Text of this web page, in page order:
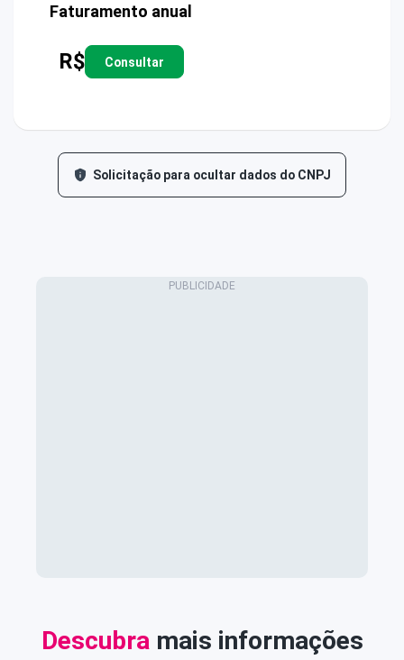
Faturamento anual
R$ Consultar
Solicitação para ocultar dados do CNPJ
Descubramais informações